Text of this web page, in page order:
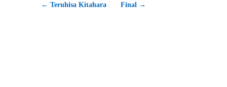
← Teruhisa Kitahara Final →